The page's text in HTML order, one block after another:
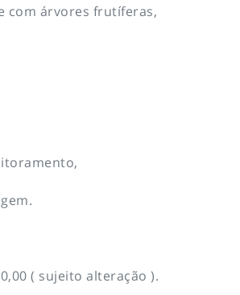
com árvores frutíferas,
( sujeito alteração ).